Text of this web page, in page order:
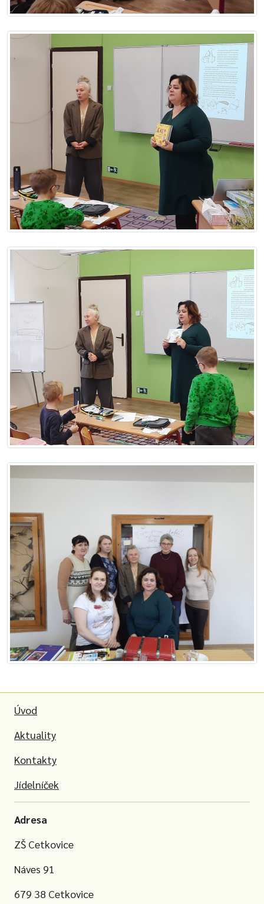
Úvod
Aktuality
Kontakty
Jídelníček
Adresa
ZŠ Cetkovice
Náves 91
679 38 Cetkovice